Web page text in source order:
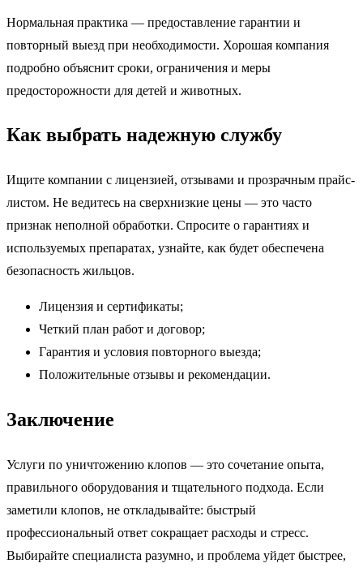
Нормальная практика — предоставление гарантии и
повторный выезд при необходимости. Хорошая компания
подробно объяснит сроки, ограничения и меры
предосторожности для детей и животных.
Как выбрать надежную службу
Ищите компании с лицензией, отзывами и прозрачным прайс-
листом. Не ведитесь на сверхнизкие цены — это часто
признак неполной обработки. Спросите о гарантиях и
используемых препаратах, узнайте, как будет обеспечена
безопасность жильцов.
Лицензия и сертификаты;
Четкий план работ и договор;
Гарантия и условия повторного выезда;
Положительные отзывы и рекомендации.
Заключение
Услуги по уничтожению клопов — это сочетание опыта,
правильного оборудования и тщательного подхода. Если
заметили клопов, не откладывайте: быстрый
профессиональный ответ сокращает расходы и стресс.
Выбирайте специалиста разумно, и проблема уйдет быстрее,